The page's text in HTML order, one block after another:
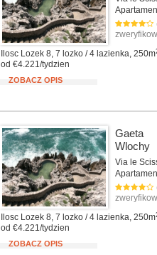
Ilosc Lozek 8, 7 lozko / 4 lazienka, 250m
od €4.221/tydzien
ZOBACZ OPIS
Gaeta
Wlochy
Via le
Ilosc Lozek 8, 7 lozko / 4 lazienka, 250m
od €4.221/tydzien
ZOBACZ OPIS